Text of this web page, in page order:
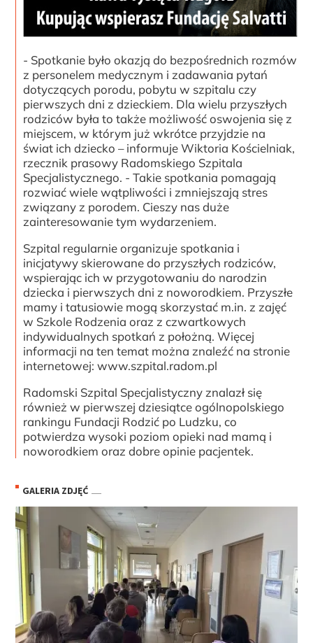
- Spotkanie było okazją do bezpośrednich rozmów
z personelem medycznym i zadawania pytań
dotyczących porodu, pobytu w szpitalu czy
pierwszych dni z dzieckiem. Dla wielu przyszłych
rodziców była to także możliwość oswojenia się z
miejscem, w którym już wkrótce przyjdzie na
świat ich dziecko – informuje Wiktoria Kościelniak,
rzecznik prasowy Radomskiego Szpitala
Specjalistycznego. - Takie spotkania pomagają
rozwiać wiele wątpliwości i zmniejszają stres
związany z porodem. Cieszy nas duże
zainteresowanie tym wydarzeniem.
Szpital regularnie organizuje spotkania i
inicjatywy skierowane do przyszłych rodziców,
wspierając ich w przygotowaniu do narodzin
dziecka i pierwszych dni z noworodkiem. Przyszłe
mamy i tatusiowie mogą skorzystać m.in. z zajęć
w Szkole Rodzenia oraz z czwartkowych
indywidualnych spotkań z położną. Więcej
informacji na ten temat można znaleźć na stronie
internetowej: www.szpital.radom.pl
Radomski Szpital Specjalistyczny znalazł się
również w pierwszej dziesiątce ogólnopolskiego
rankingu Fundacji Rodzić po Ludzku, co
potwierdza wysoki poziom opieki nad mamą i
noworodkiem oraz dobre opinie pacjentek.
GALERIA ZDJĘĆ